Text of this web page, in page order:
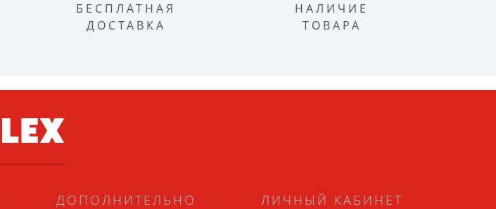
БЕСПЛАТНАЯ
ДОСТАВКА
НАЛИЧИЕ
ТОВАРА
ДОПОЛНИТЕЛЬНО ЛИЧНЫЙ КАБИНЕТ